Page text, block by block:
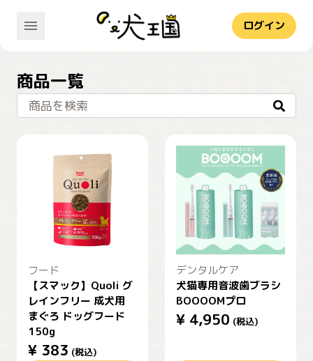
ログイン
商品一覧
商品を検索
フード
【スマック】Quoli グ
レインフリー 成犬用
まぐろ ドッグフード
150g
¥ 383 (税込)
デンタルケア
犬猫専用音波歯ブラシ
BOOOOMプロ
¥ 4,950 (税込)